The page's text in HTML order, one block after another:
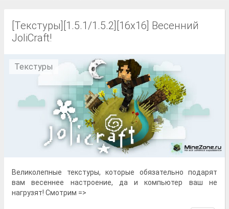
[Текстуры][1.5.1/1.5.2][16x16] Весенний
JoliCraft!
Текстуры
Великолепные текстуры, которые обязательно подарят
вам весеннее настроение, да и компьютер ваш не
нагрузят! Смотрим =>